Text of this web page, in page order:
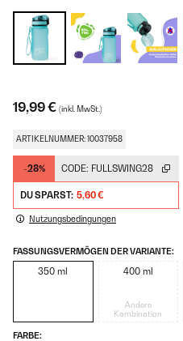
19,99 € (inkl. MwSt.)
ARTIKELNUMMER: 10037958
-28% CODE: FULLSWING28
DU SPARST: 5,60 €
Nutzungsbedingungen
FASSUNGSVERMÖGEN DER VARIANTE:
350 ml 400 ml
Andere
Kombination
FARBE: